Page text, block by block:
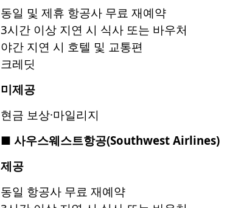
동일 및 제휴 항공사 무료 재예약
3시간 이상 지연 시 식사 또는 바우처
야간 지연 시 호텔 및 교통편
크레딧
미제공
현금 보상·마일리지
■ 사우스웨스트항공(Southwest Airlines)
제공
동일 항공사 무료 재예약